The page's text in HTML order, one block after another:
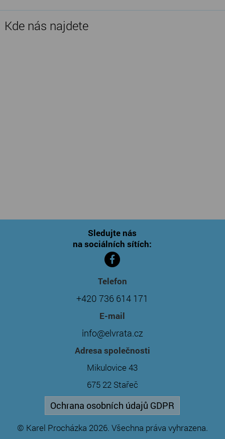
Kde nás najdete
Sledujte nás
na sociálních sítích:
Telefon
+420 736 614 171
E-mail
info@elvrata.cz
Adresa společnosti
Mikulovice 43
675 22 Stařeč
Ochrana osobních údajů GDPR
© Karel Procházka 2026. Všechna práva vyhrazena.